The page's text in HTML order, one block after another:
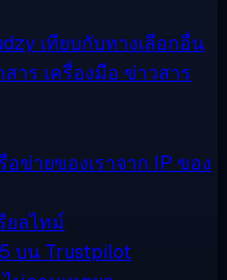
เทียบกับทางเลือกอื่น
สาร เครื่องมือ ข่าวสาร
ข่ายของเราจาก IP ของ
ยลไทม์
บน Trustpilot